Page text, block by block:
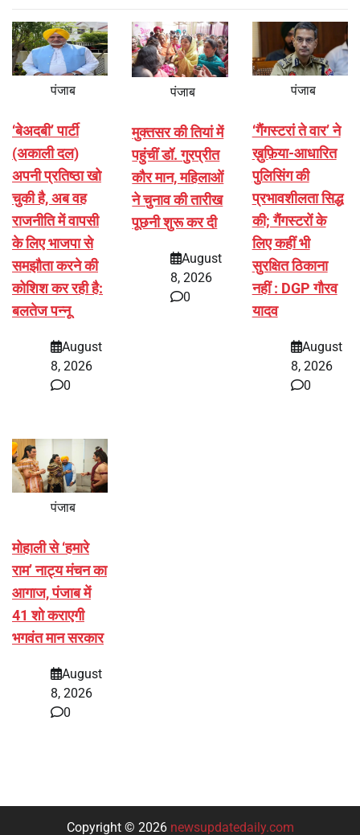
पंजाब
‘बेअदबी’ पार्टी
(अकाली दल)
अपनी प्रतिष्ठा खो
चुकी है, अब वह
राजनीति में वापसी
के लिए भाजपा से
समझौता करने की
कोशिश कर रही है:
बलतेज पन्नू
August
8, 2026
0
पंजाब
मुक्तसर की तियां में
पहुंचीं डॉ. गुरप्रीत
कौर मान, महिलाओं
ने चुनाव की तारीख
पूछनी शुरू कर दी
August
8, 2026
0
पंजाब
‘गैंगस्टरां ते वार’ ने
ख़ुफ़िया-आधारित
पुलिसिंग की
प्रभावशीलता सिद्ध
की; गैंगस्टरों के
लिए कहीं भी
सुरक्षित ठिकाना
नहीं : DGP गौरव
यादव
August
8, 2026
0
पंजाब
मोहाली से ‘हमारे
राम’ नाट्य मंचन का
आगाज, पंजाब में
41 शो कराएगी
भगवंत मान सरकार
August
8, 2026
0
Copyright © 2026 newsupdatedaily.com